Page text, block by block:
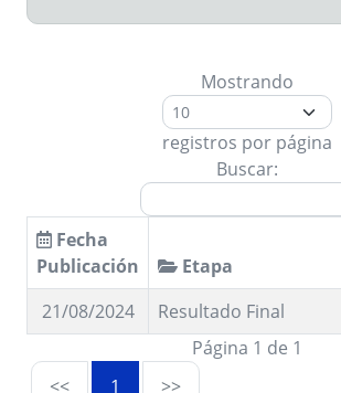
Mostrando
registros por página
Buscar:
Fecha
Publicación
Etapa
21/08/2024
Resultado Final
Página 1 de 1
<<
1 >>